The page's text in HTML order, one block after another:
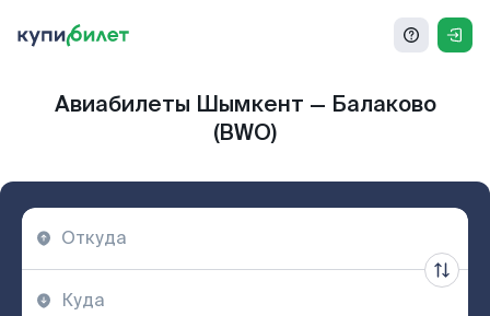
Авиабилеты Шымкент — Балаково
(BWO)